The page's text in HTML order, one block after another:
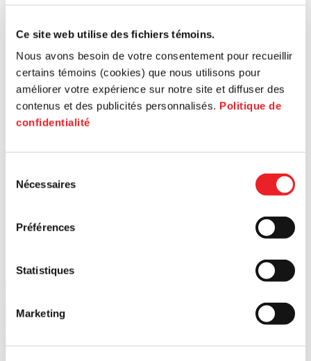
Ce site web utilise des fichiers témoins.
Nous avons besoin de votre consentement pour recueillir
certains témoins (cookies) que nous utilisons pour
améliorer votre expérience sur notre site et diffuser des
contenus et des publicités personnalisés. Politique de
confidentialité
Nécessaires
Préférences
Statistiques
Marketing